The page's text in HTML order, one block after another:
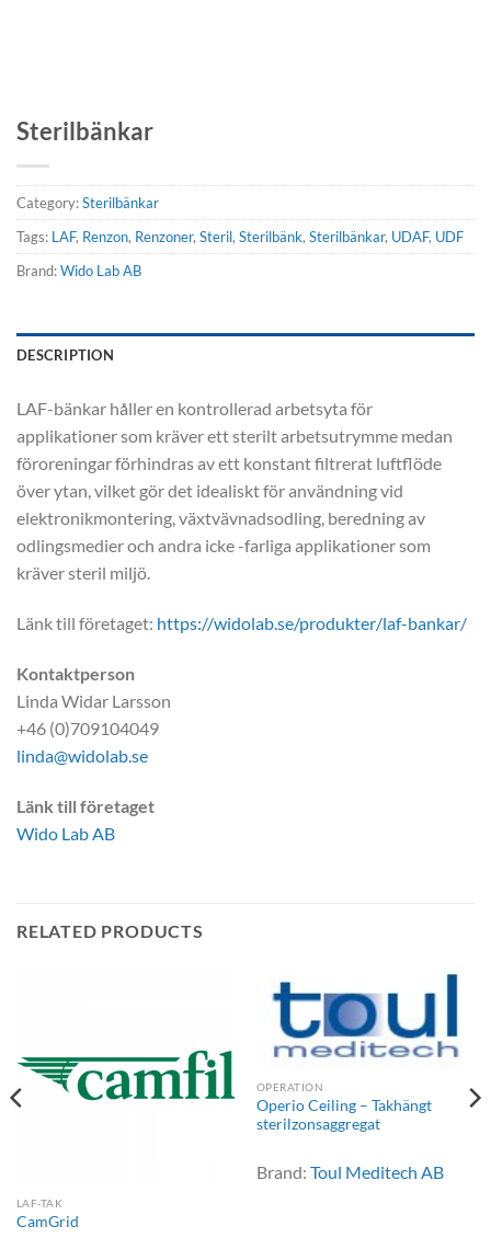
Sterilbänkar
Category:Sterilbänkar
Tags: LAF, Renzon, Renzoner, Steril, Sterilbänk, Sterilbänkar, UDAF, UDF
Brand:Wido Lab AB
DESCRIPTION
LAF-bänkar håller en kontrollerad arbetsyta för
applikationer som kräver ett sterilt arbetsutrymme medan
föroreningar förhindras av ett konstant filtrerat luftflöde
över ytan, vilket gör det idealiskt för användning vid
elektronikmontering, växtvävnadsodling, beredning av
odlingsmedier och andra icke -farliga applikationer som
kräver steril miljö.
Länk till företaget: https://widolab.se/produkter/laf-bankar/
Kontaktperson
Linda Widar Larsson
+46 (0)709104049
linda@widolab.se
Länk till företaget
Wido Lab AB
RELATED PRODUCTS
LAF-TAK
CamGrid
OPERATION
Operio Ceiling – Takhängt
sterilzonsaggregat
Brand: Toul Meditech AB